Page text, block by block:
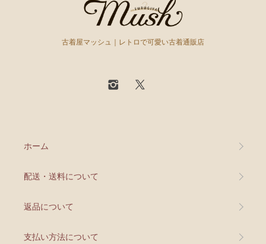
古着屋マッシュ｜レトロで可愛い古着通販店
ホーム
配送・送料について
返品について
支払い方法について